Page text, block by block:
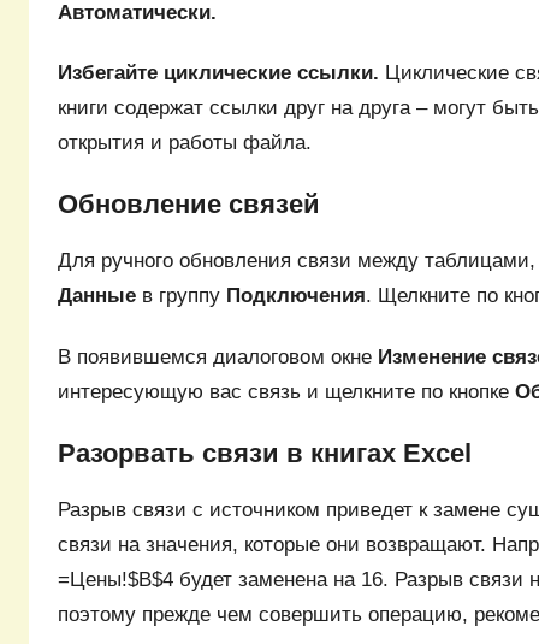
Автоматически.
Избегайте циклические ссылки. Циклические
книги содержат ссылки друг на друга – могут
открытия и работы файла.
Обновление связей
Для ручного обновления связи между таблицами,
Данные в группу Подключения. Щелкните по
В появившемся диалоговом окне Изменение
интересующую вас связь и щелкните по кнопке
Разорвать связи в книгах Excel
Разрыв связи с источником приведет к замене
связи на значения, которые они возвращают.
=Цены!$B$4 будет заменена на 16. Разрыв связи
поэтому прежде чем совершить операцию,